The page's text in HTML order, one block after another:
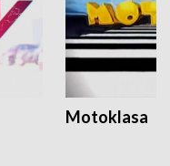
Motoklasa